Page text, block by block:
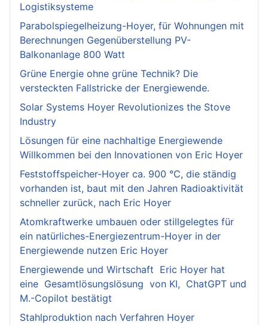
Logistiksysteme
Parabolspiegelheizung-Hoyer, für Wohnungen mit
Berechnungen Gegenüberstellung PV-
Balkonanlage 800 Watt
Grüne Energie ohne grüne Technik? Die
versteckten Fallstricke der Energiewende.
Solar Systems Hoyer Revolutionizes the Stove
Industry
Lösungen für eine nachhaltige Energiewende
Willkommen bei den Innovationen von Eric Hoyer
Feststoffspeicher-Hoyer ca. 900 °C, die ständig
vorhanden ist, baut mit den Jahren Radioaktivität
schneller zurück, nach Eric Hoyer
Atomkraftwerke umbauen oder stillgelegtes für
ein natürliches-Energiezentrum-Hoyer in der
Energiewende nutzen Eric Hoyer
Energiewende und Wirtschaft Eric Hoyer hat
eine Gesamtlösungslösung von KI, ChatGPT und
M.-Copilot bestätigt
Stahlproduktion nach Verfahren Hoyer